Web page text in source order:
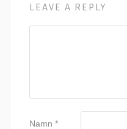
LEAVE A REPLY
Namn *